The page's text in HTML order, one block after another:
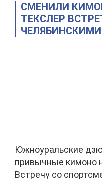
СМЕНИЛИ
ТЕКСЛЕР
Южноуральские
привычные кимоно
Встречу со